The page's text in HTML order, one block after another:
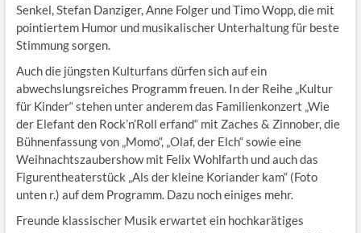
Senkel, Stefan Danziger, Anne Folger und Timo Wopp, die mit
pointiertem Humor und musikalischer Unterhaltung für beste
Stimmung sorgen.
Auch die jüngsten Kulturfans dürfen sich auf ein
abwechslungsreiches Programm freuen. In der Reihe „Kultur
für Kinder“ stehen unter anderem das Familienkonzert „Wie
der Elefant den Rock’n’Roll erfand“ mit Zaches & Zinnober, die
Bühnenfassung von „Momo“, „Olaf, der Elch“ sowie eine
Weihnachtszaubershow mit Felix Wohlfarth und auch das
Figurentheaterstück „Als der kleine Koriander kam“ (Foto
unten r.) auf dem Programm. Dazu noch einiges mehr.
Freunde klassischer Musik erwartet ein hochkarätiges